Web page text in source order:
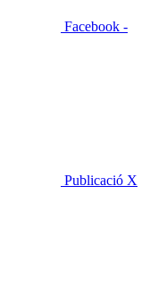
Facebook -
Publicació X